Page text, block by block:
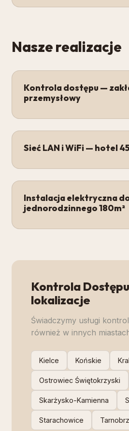
Nasze realizacje
Kontrola dostępu —
przemysłowy
Sieć LAN i WiFi — hotel
Instalacja elektryczna
jednorodzinnego 180m²
Kontrola Dostępu
lokalizacje
Świadczymy usługi
również w innych
Kielce Końskie
Ostrowiec Świętokrzyski
Skarżysko-Kamienna
Starachowice